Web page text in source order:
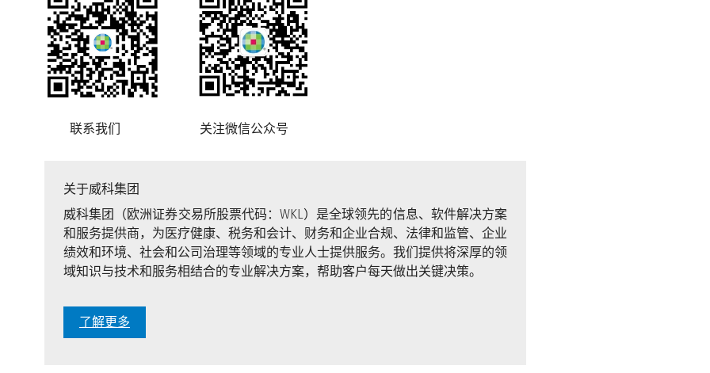
联系我们 关注微信公众号
关于威科集团
威科集团（欧洲证券交易所股票代码：WKL）是全球领先的信息、软件解决方案
和服务提供商，为医疗健康、税务和会计、财务和企业合规、法律和监管、企业
绩效和环境、社会和公司治理等领域的专业人士提供服务。我们提供将深厚的领
域知识与技术和服务相结合的专业解决方案，帮助客户每天做出关键决策。
了解更多